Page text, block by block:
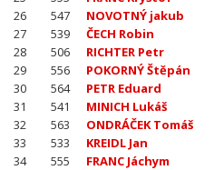
26
547 NOVOTNÝ jakub
27
539 ČECH Robin
28
506 RICHTER Petr
29
556 POKORNÝ Štěpán
30
564 PETR Eduard
31
541 MINICH Lukáš
32
563 ONDRÁČEK Tomáš
33
533 KREIDL Jan
34
555 FRANC Jáchym